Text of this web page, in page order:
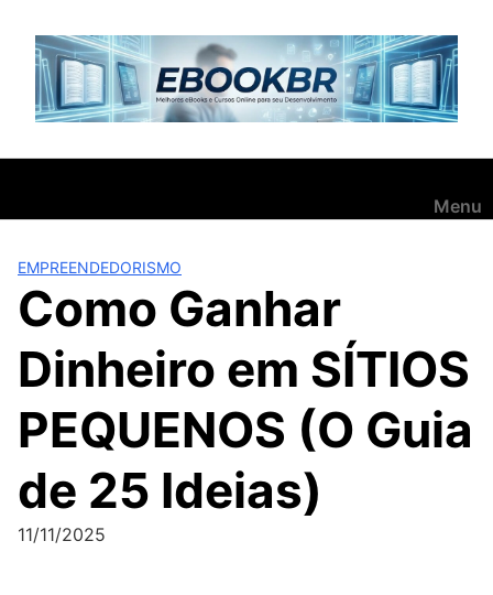
para
conteúdo
Menu
EMPREENDEDORISMO
Como Ganhar
Dinheiro em SÍTIOS
PEQUENOS (O Guia
de 25 Ideias)
11/11/2025